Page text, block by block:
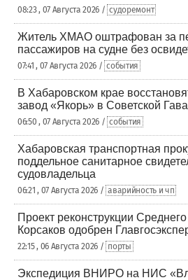
08:23 , 07 Августа 2026 / судоремонт
Житель ХМАО оштрафован за
пассажиров на судне без
07:41 , 07 Августа 2026 / события
В Хабаровском крае
завод «Якорь» в Советской
06:50 , 07 Августа 2026 / события
Хабаровская транспортная
поддельное санитарное
судовладельца
06:21 , 07 Августа 2026 / аварийность и чп
Проект реконструкции
Корсаков одобрен
22:15 , 06 Августа 2026 / порты
Экспедиция ВНИРО на НИС